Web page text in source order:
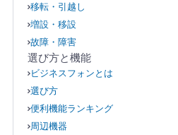
移転・引越し
増設・移設
故障・障害
選び方と機能
ビジネスフォンとは
選び方
便利機能ランキング
周辺機器